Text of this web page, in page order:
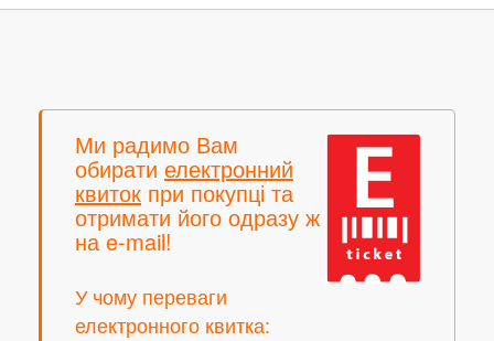
Ми радимо Вам
обирати електронний
квиток при покупці та
отримати його одразу ж
на e-mail!
У чому переваги
електронного квитка: